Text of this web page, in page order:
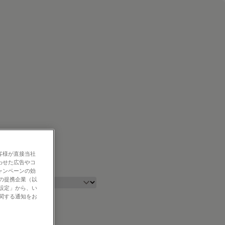
様が直接当社
た広告やコ
ンペーンの効
提携企業（以
定」から、い
する通知をお